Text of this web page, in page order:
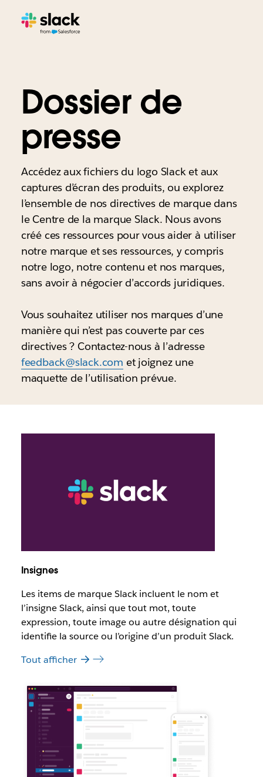
Dossier de
presse
Accédez aux fichiers du logo Slack et aux
captures d’écran des produits, ou explorez
l’ensemble de nos directives de marque dans
le Centre de la marque Slack. Nous avons
créé ces ressources pour vous aider à utiliser
notre marque et ses ressources, y compris
notre logo, notre contenu et nos marques,
sans avoir à négocier d’accords juridiques.
Vous souhaitez utiliser nos marques d’une
manière qui n’est pas couverte par ces
directives ? Contactez-nous à l’adresse
feedback@slack.com et joignez une
maquette de l’utilisation prévue.
Insignes
Les items de marque Slack incluent le nom et
l’insigne Slack, ainsi que tout mot, toute
expression, toute image ou autre désignation qui
identifie la source ou l’origine d’un produit Slack.
Tout afficher